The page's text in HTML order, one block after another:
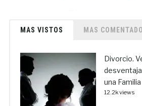
MAS VISTOS MAS
Divorcio.
una Familia
12.2k views